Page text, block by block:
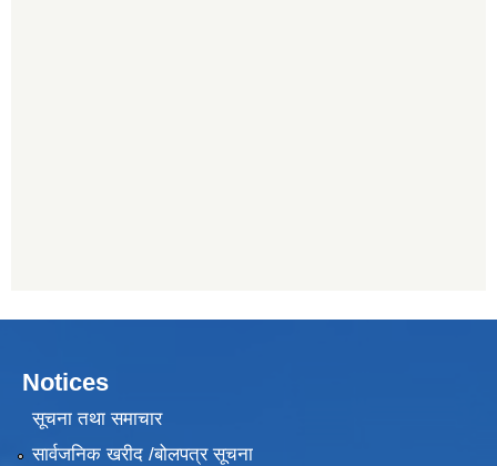
Notices
सूचना तथा समाचार
सार्वजनिक खरीद /बोलपत्र सूचना